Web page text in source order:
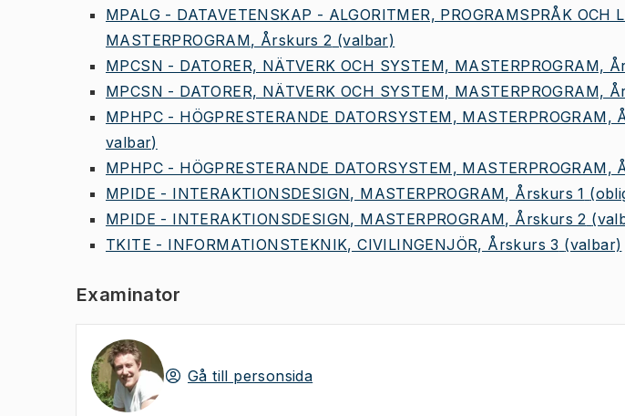
MPALG - DATAVETENSKAP - ALGORITMER, PROGRAMSPRÅK OCH
MASTERPROGRAM, Årskurs 2 (valbar)
MPCSN - DATORER, NÄTVERK OCH SYSTEM, MASTERPROGRAM,
MPCSN - DATORER, NÄTVERK OCH SYSTEM, MASTERPROGRAM,
MPHPC - HÖGPRESTERANDE DATORSYSTEM, MASTERPROGRAM,
valbar)
MPHPC - HÖGPRESTERANDE DATORSYSTEM, MASTERPROGRAM,
MPIDE - INTERAKTIONSDESIGN, MASTERPROGRAM, Årskurs 1
MPIDE - INTERAKTIONSDESIGN, MASTERPROGRAM, Årskurs 2
TKITE - INFORMATIONSTEKNIK, CIVILINGENJÖR, Årskurs 3 (valbar)
Examinator
Gå till personsida